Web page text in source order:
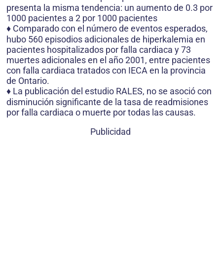
presenta la misma tendencia: un aumento de 0.3 por
1000 pacientes a 2 por 1000 pacientes
♦ Comparado con el número de eventos esperados,
hubo 560 episodios adicionales de hiperkalemia en
pacientes hospitalizados por falla cardiaca y 73
muertes adicionales en el año 2001, entre pacientes
con falla cardiaca tratados con IECA en la provincia
de Ontario.
♦ La publicación del estudio RALES, no se asoció con
disminución significante de la tasa de readmisiones
por falla cardiaca o muerte por todas las causas.
Publicidad